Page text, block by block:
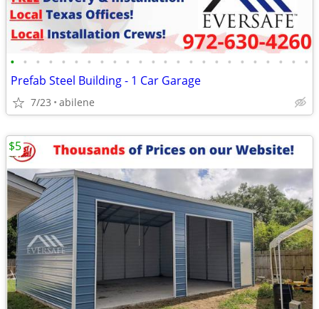
• • • • • • • • • • • • • • • • • • • • • • • •
Prefab Steel Building - 1 Car Garage
7/23 abilene
$5